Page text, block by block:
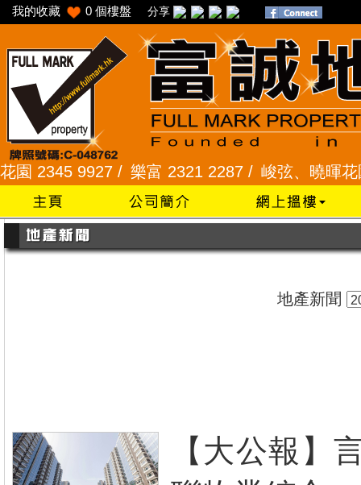
我的收藏 0 個樓盤 分享
2345 9927 /樂富 2321 2287 /峻弦、曉暉花園
地產新聞
【大公報】